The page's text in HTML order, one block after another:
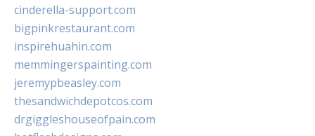
cinderella-support.com
bigpinkrestaurant.com
inspirehuahin.com
memmingerspainting.com
jeremypbeasley.com
thesandwichdepotcos.com
drgiggleshouseofpain.com